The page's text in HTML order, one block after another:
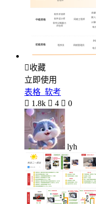
收藏
立即使用
表格_软考
 1.8k  4  0
lyh